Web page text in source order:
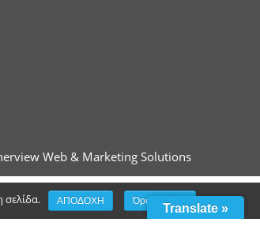
Web & Marketing Solutions
Translate »
σελίδα. ΑΠΟΔΟΧΗ Όροι χρήσης